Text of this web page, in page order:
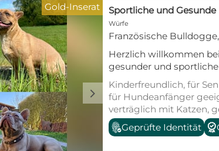
Gold-Inserat Französische Bulldogge
Rassehunde
Französische Bulldogge,
Unser Wurf gesunder
Bulldoggen ist am
und wir vergeben nun unsere Termine zum persönlichen
Kennenlernen!
Kinderfreundlich, für
für Hundeanfänger
verträglich mit Katzen,
entwurmt, gechipt, mit
§11
Geprüfte Identität